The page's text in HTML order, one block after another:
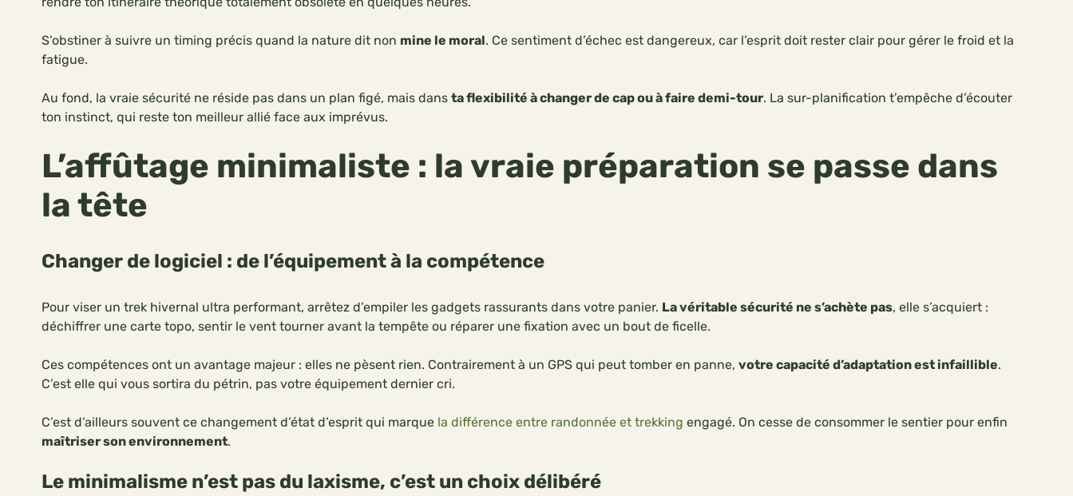
S’obstiner à suivre un timing précis quand la nature dit non mine le moral. Ce sentiment d’échec est dangereux, car l’esprit doit rester clair pour gérer le froid et la
fatigue.
Au fond, la vraie sécurité ne réside pas dans un plan figé, mais dans ta flexibilité à changer de cap ou à faire demi-tour. La sur-planification t’empêche d’écouter
ton instinct, qui reste ton meilleur allié face aux imprévus.
L’affûtage minimaliste : la vraie préparation se passe dans
la tête
Changer de logiciel : de l’équipement à la compétence
Pour viser un trek hivernal ultra performant, arrêtez d’empiler les gadgets rassurants dans votre panier. La véritable sécurité ne s’achète pas, elle s’acquiert :
déchiffrer une carte topo, sentir le vent tourner avant la tempête ou réparer une fixation avec un bout de ficelle.
Ces compétences ont un avantage majeur : elles ne pèsent rien. Contrairement à un GPS qui peut tomber en panne, votre capacité d’adaptation est infaillible.
C’est elle qui vous sortira du pétrin, pas votre équipement dernier cri.
C’est d’ailleurs souvent ce changement d’état d’esprit qui marque la différence entre randonnée et trekking engagé. On cesse de consommer le sentier pour enfin
maîtriser son environnement.
Le minimalisme n’est pas du laxisme, c’est un choix délibéré